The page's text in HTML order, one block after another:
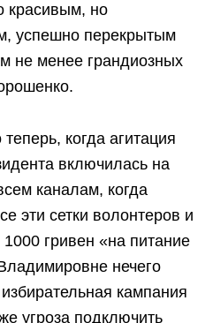
красивым, но
успешно перекрытым
не менее грандиозных
когда агитация
включилась на
каналам, когда
эти сетки волонтеров и
гривен «на питание
нечего
кампания
угроза подключить